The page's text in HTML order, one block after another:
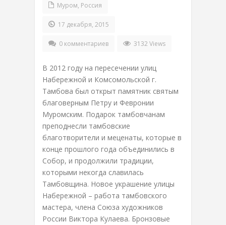
Муром, Россия
17 декабря, 2015
0 комментариев 3132 Views
В 2012 году на пересечении улиц
Набережной и Комсомольской г.
Тамбова был открыт памятник святым
благоверным Петру и Февронии
Муромским. Подарок тамбовчанам
преподнесли тамбовские
благотворители и меценаты, которые в
конце прошлого года объединились в
Собор, и продолжили традиции,
которыми некогда славилась
Тамбовщина. Новое украшение улицы
Набережной – работа тамбовского
мастера, члена Союза художников
России Виктора Кулаева. Бронзовые